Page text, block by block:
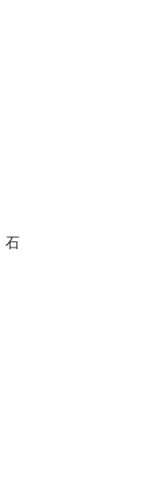
石